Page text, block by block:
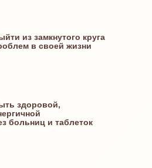
здоровой,
больниц и таблеток
из замкнутого круга
в своей жизни